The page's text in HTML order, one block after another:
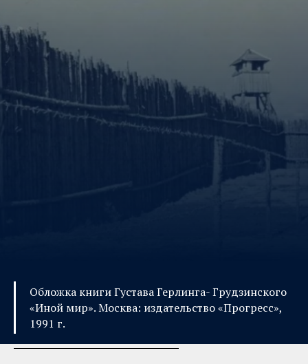
Обложка книги Густава Герлинга- Грудзинского
«Иной мир». Москва: издательство «Прогресс»,
1991 г.